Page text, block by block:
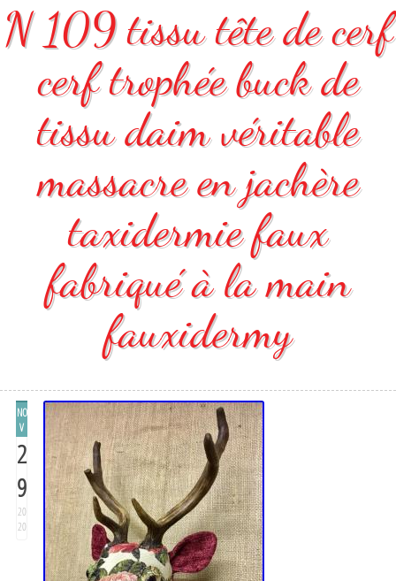
N 109 tissu tête de cerf
cerf trophée buck de
tissu daim véritable
massacre en jachère
taxidermie faux
fabriqué à la main
fauxidermy
NO
V
2
9
20
20